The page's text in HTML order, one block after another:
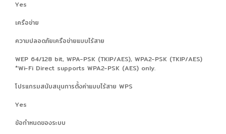
Yes
เครือข่าย
ความปลอดภัยเครือข่ายแบบไร้สาย
WEP 64/128 bit, WPA-PSK (TKIP/AES), WPA2-PSK (TKIP/AES)
*Wi-Fi Direct supports WPA2-PSK (AES) only.
โปรแกรมสนับสนุนการตั้งค่าแบบไร้สาย WPS
Yes
ข้อกำหนดของระบบ